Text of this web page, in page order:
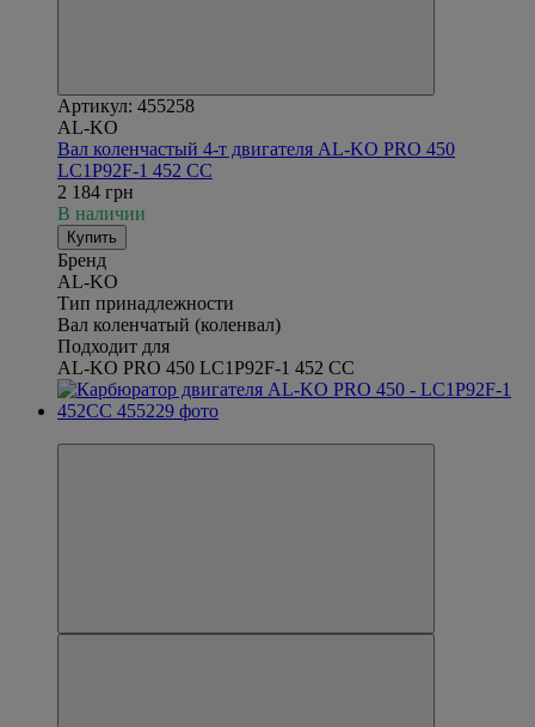
Артикул: 455258
AL-KO
Вал коленчастый 4-т двигателя AL-KO PRO 450
LC1P92F-1 452 CC
2 184 грн
В наличии
Купить
Бренд
AL-KO
Тип принадлежности
Вал коленчатый (коленвал)
Подходит для
AL-KO PRO 450 LC1P92F-1 452 CC